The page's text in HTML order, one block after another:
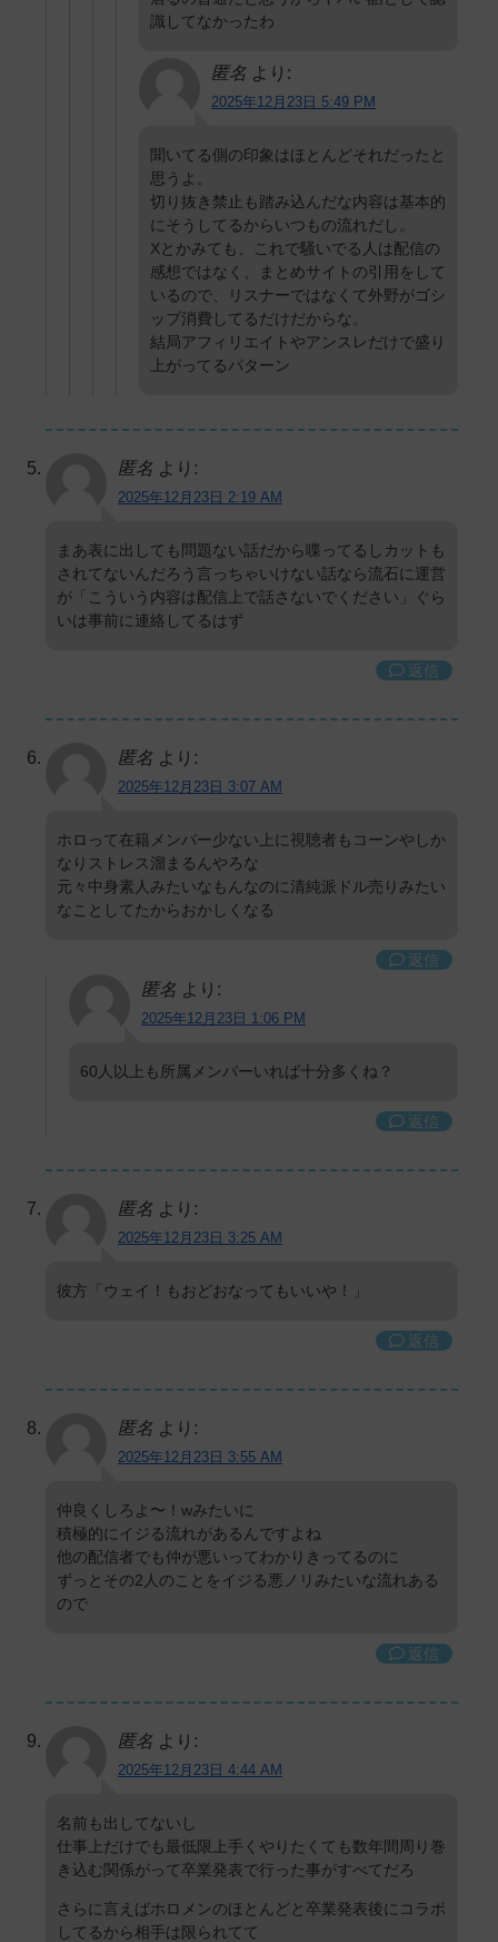
識してなかったわ
匿名 より:
2025年12月23日 5:49 PM
聞いてる側の印象はほとんどそれだったと
思うよ。
切り抜き禁止も踏み込んだな内容は基本的
にそうしてるからいつもの流れだし。
Xとかみても、これで騒いでる人は配信の
感想ではなく、まとめサイトの引用をして
いるので、リスナーではなくて外野がゴシ
ップ消費してるだけだからな。
結局アフィリエイトやアンスレだけで盛り
上がってるパターン
匿名 より:
2025年12月23日 2:19 AM
まあ表に出しても問題ない話だから喋ってるしカットも
されてないんだろう言っちゃいけない話なら流石に運営
が「こういう内容は配信上で話さないでください」ぐら
いは事前に連絡してるはず
返信
匿名 より:
2025年12月23日 3:07 AM
ホロって在籍メンバー少ない上に視聴者もコーンやしか
なりストレス溜まるんやろな
元々中身素人みたいなもんなのに清純派ドル売りみたい
なことしてたからおかしくなる
返信
匿名 より:
2025年12月23日 1:06 PM
60人以上も所属メンバーいれば十分多くね？
返信
匿名 より:
2025年12月23日 3:25 AM
彼方「ウェイ！もおどおなってもいいや！」
返信
匿名 より:
2025年12月23日 3:55 AM
仲良くしろよ〜！wみたいに
積極的にイジる流れがあるんですよね
他の配信者でも仲が悪いってわかりきってるのに
ずっとその2人のことをイジる悪ノリみたいな流れある
ので
返信
匿名 より:
2025年12月23日 4:44 AM
名前も出してないし
仕事上だけでも最低限上手くやりたくても数年間周り巻
き込む関係がって卒業発表で行った事がすべてだろ
さらに言えばホロメンのほとんどと卒業発表後にコラボ
してるから相手は限られてて